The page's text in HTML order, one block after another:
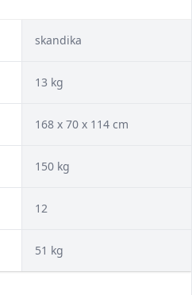
skandika
13 kg
168 x 70 x 114 cm
150 kg
12
51 kg